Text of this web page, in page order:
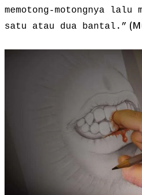
memotong-motongnya lalu
satu atau dua bantal.”